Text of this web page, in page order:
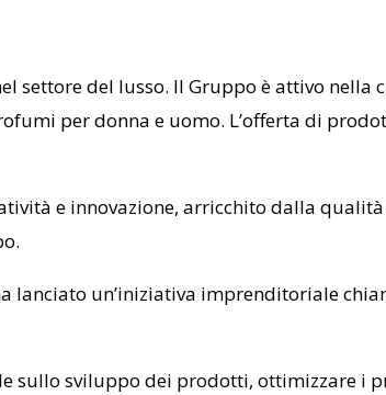
settore del lusso. Il Gruppo è attivo nella
per donna e uomo. L’offerta di
e innovazione, arricchito dalla
lanciato un’iniziativa imprenditoriale
sullo sviluppo dei prodotti, ottimizzare i